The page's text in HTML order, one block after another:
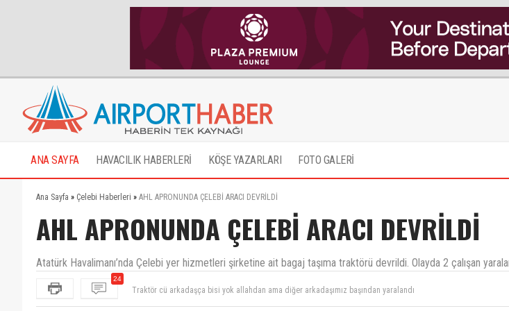
ANA SAYFA HAVACILIK HABERLERİ KÖŞE YAZARLARI FOTO GALERİ
Ana Sayfa » Çelebi Haberleri » AHL APRONUNDA ÇELEBİ ARACI DEVRİLDİ
AHL APRONUNDA ÇELEBİ ARACI DEVRİLDİ
Atatürk Havalimanı’nda Çelebi yer hizmetleri şirketine ait bagaj taşıma traktörü devrildi. Olayda 2 çalışan
24
Saw da kapı acıldıgını soyleyen eleman şarjlı cekıcilerimizin maksimum hızı 20 km 3 aydır uzun bir suredir
maksimummu ise 24 km gecmmektedir bizat kendim olctum ayrıca saw daki trktorlerin kapı kolları 1 sene
geçmiş olsun